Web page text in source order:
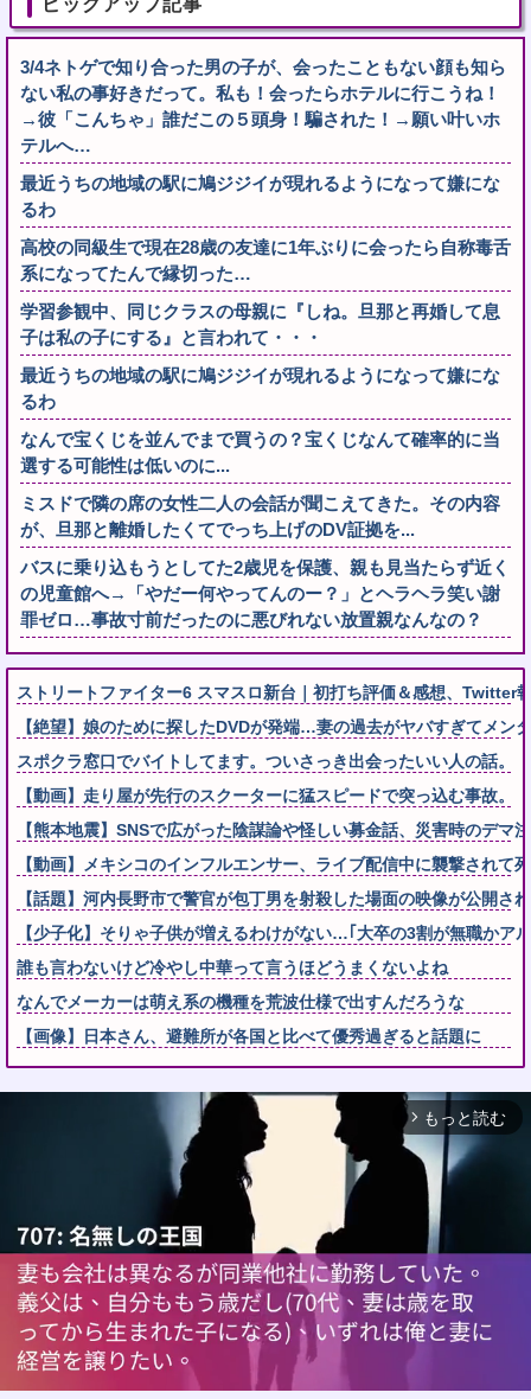
3/4ネトゲで知り合った男の子が、会ったこともない顔も知ら
ない私の事好きだって。私も！会ったらホテルに行こうね！
→彼「こんちゃ」誰だこの５頭身！騙された！→願い叶いホ
テルへ…
最近うちの地域の駅に鳩ジジイが現れるようになって嫌にな
るわ
高校の同級生で現在28歳の友達に1年ぶりに会ったら自称毒舌
系になってたんで縁切った…
学習参観中、同じクラスの母親に『しね。旦那と再婚して息
子は私の子にする』と言われて・・・
最近うちの地域の駅に鳩ジジイが現れるようになって嫌にな
るわ
なんで宝くじを並んでまで買うの？宝くじなんて確率的に当
選する可能性は低いのに...
ミスドで隣の席の女性二人の会話が聞こえてきた。その内容
が、旦那と離婚したくてでっち上げのDV証拠を...
バスに乗り込もうとしてた2歳児を保護、親も見当たらず近く
の児童館へ→「やだー何やってんのー？」とヘラヘラ笑い謝
罪ゼロ…事故寸前だったのに悪びれない放置親なんなの？
ストリートファイター6 スマスロ新台｜初打ち評価＆感想、Twitter
【絶望】娘のために探したDVDが発端…妻の過去がヤバすぎてメン
スポクラ窓口でバイトしてます。ついさっき出会ったいい人の話。
【動画】走り屋が先行のスクーターに猛スピードで突っ込む事故。
【熊本地震】SNSで広がった陰謀論や怪しい募金話、災害時のデマ
【動画】メキシコのインフルエンサー、ライブ配信中に襲撃されて
【話題】河内長野市で警官が包丁男を射殺した場面の映像が公開さ
【少子化】そりゃ子供が増えるわけがない…｢大卒の3割が無職かア
誰も言わないけど冷やし中華って言うほどうまくないよね
なんでメーカーは萌え系の機種を荒波仕様で出すんだろうな
【画像】日本さん、避難所が各国と比べて優秀過ぎると話題に
arrow_forward_ios もっと読む